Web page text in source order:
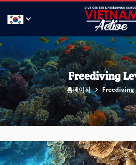
Freediving
홈페이지 Freediving